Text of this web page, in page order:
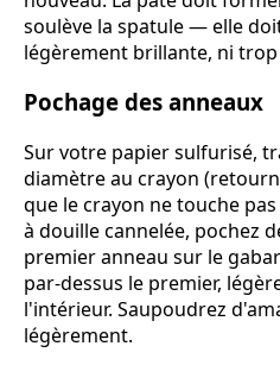
soulève la spatule — elle
légèrement brillante, ni
Pochage des anneaux
Sur votre papier sulfurisé,
diamètre au crayon
que le crayon ne touche
à douille cannelée, pochez
premier anneau sur le
par-dessus le premier,
l'intérieur. Saupoudrez
légèrement.